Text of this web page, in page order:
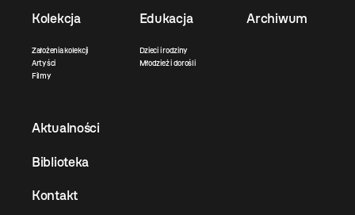
Kolekcja
Założenia kolekcji
Artyści
Filmy
Edukacja
Dzieci i rodziny
Młodzież i dorośli
Archiwum
Aktualności
Biblioteka
Kontakt